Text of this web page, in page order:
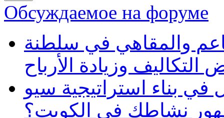
Обсуждаемое на форуме
والمقاهي في سلطنة
وزيادة الأرباح
بناء استراتيجية سيو
نشاطك في الكويت؟